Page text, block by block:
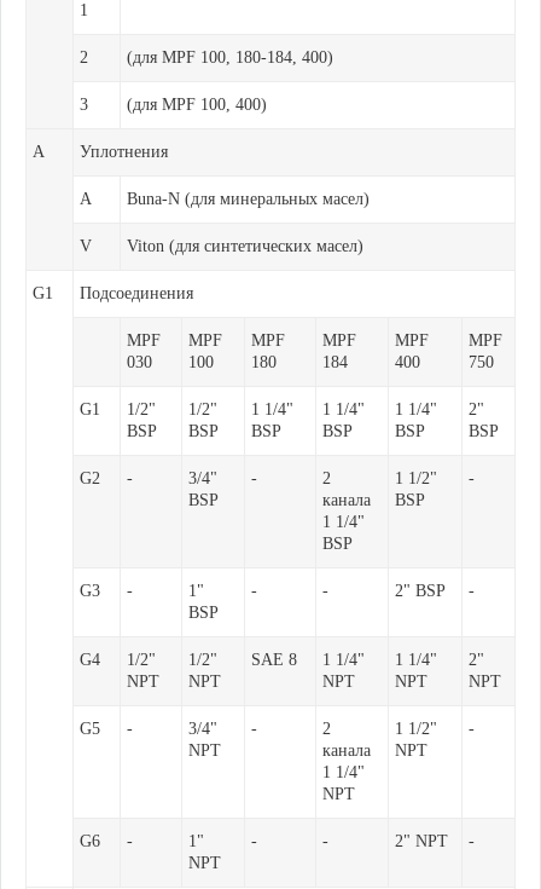
1
2 (для MPF 100, 180-184, 400)
3 (для MPF 100, 400)
A Уплотнения
A Buna-N (для минеральных масел)
V Viton (для синтетических масел)
G1 Подсоединения
MPF
030
MPF
100
MPF
180
MPF
184
MPF
400
MPF
750
G1
1/2"
BSP
1/2"
BSP
1 1/4"
BSP
1 1/4"
BSP
1 1/4"
BSP
2"
BSP
G2 -
3/4"
BSP
-
2
канала
1 1/4"
BSP
1 1/2"
BSP
-
G3 -
1"
BSP
- - 2" BSP -
G4
1/2"
NPT
1/2"
NPT
SAE 8
1 1/4"
NPT
1 1/4"
NPT
2"
NPT
G5 -
3/4"
NPT
-
2
канала
1 1/4"
NPT
1 1/2"
NPT
-
G6 -
1"
NPT
- - 2" NPT -